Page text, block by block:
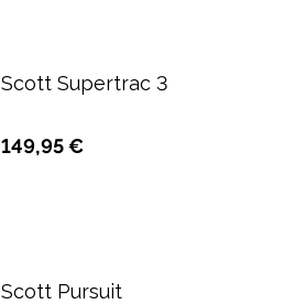
Scott Supertrac 3
149,95 €
Scott Pursuit